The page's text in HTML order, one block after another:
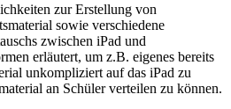
zur Erstellung von
sowie verschiedene
zwischen iPad und
erläutert, um z.B. eigenes bereits
unkompliziert auf das iPad zu
an Schüler verteilen zu können.